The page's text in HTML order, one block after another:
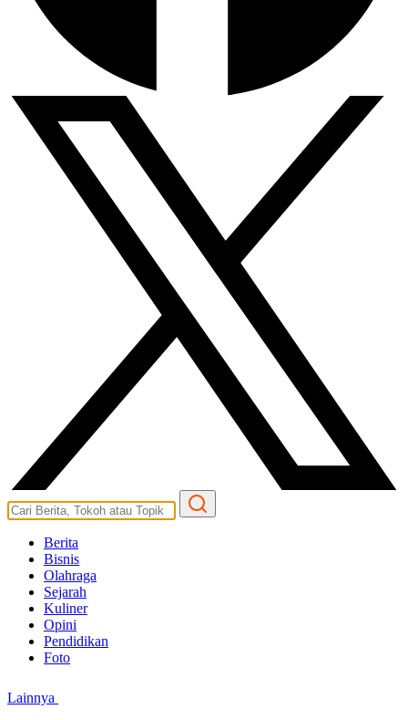
Berita
Bisnis
Olahraga
Sejarah
Kuliner
Opini
Pendidikan
Foto
Lainnya